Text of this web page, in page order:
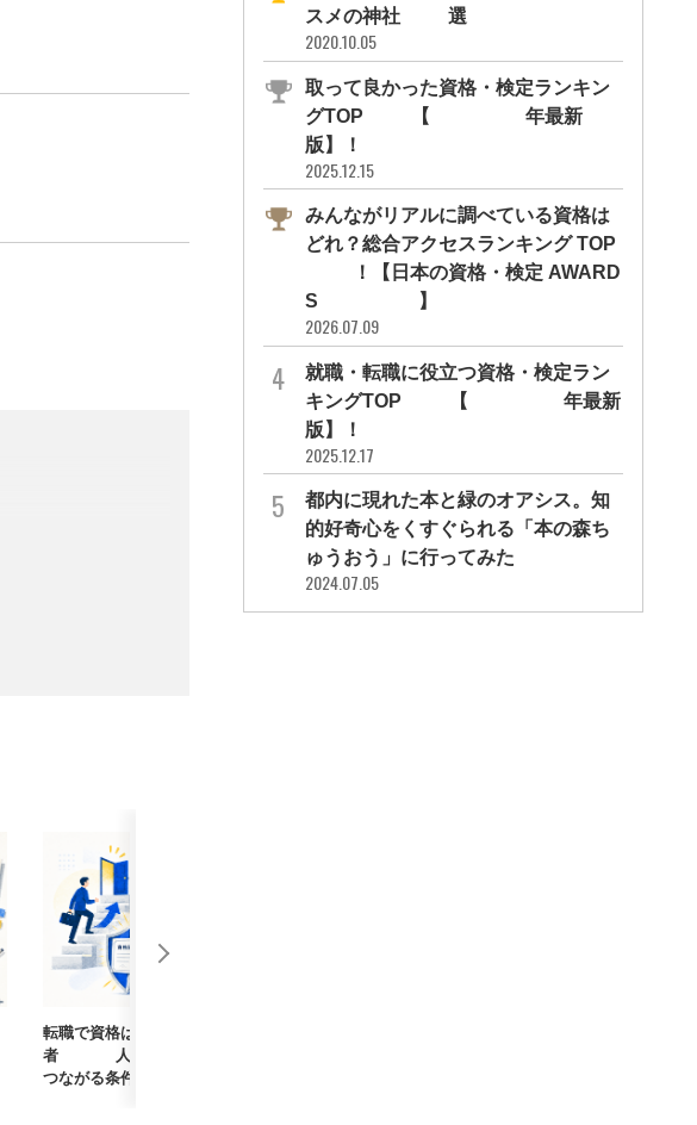
転職で資格は武器になる？採用担当
者405人に聞いた、資格が評価に
つながる条件【まなびイ...
スメの神社11選
2020.10.05
取って良かった資格・検定ランキン
グTOP10【2026年最新
版】！
2025.12.15
みんながリアルに調べている資格は
どれ？総合アクセスランキング TOP
10！【日本の資格・検定 AWARD
S 2026】
2026.07.09
就職・転職に役立つ資格・検定ラン
キングTOP30【2026年最新
版】！
2025.12.17
都内に現れた本と緑のオアシス。知
的好奇心をくすぐられる「本の森ち
ゅうおう」に行ってみた
2024.07.05